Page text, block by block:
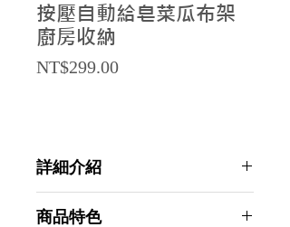
按壓自動給皂菜瓜布架
廚房收納
NT$299.00Price
詳細介紹
商品特色